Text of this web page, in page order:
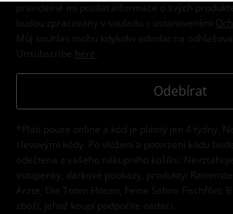
pravidelně mi posílat informace o svých
budou zpracovány v souladu s ustanoveními
Můj souhlas mohu kdykoliv odvolat na
Unsubscribe here
Odebírat
*Platí pouze online a kód je platný jen 4 týdny.
slevovými kódy. Po vložení a potvrzení kódu
odečtena z vašeho nákupního košíku.
vstupenky, dárkové poukazy, produkty:
Ärzte, Die Toten Hosen, Feine Sahne Fischfilet,
zboží, jehož koupí podpoříte nadaci.